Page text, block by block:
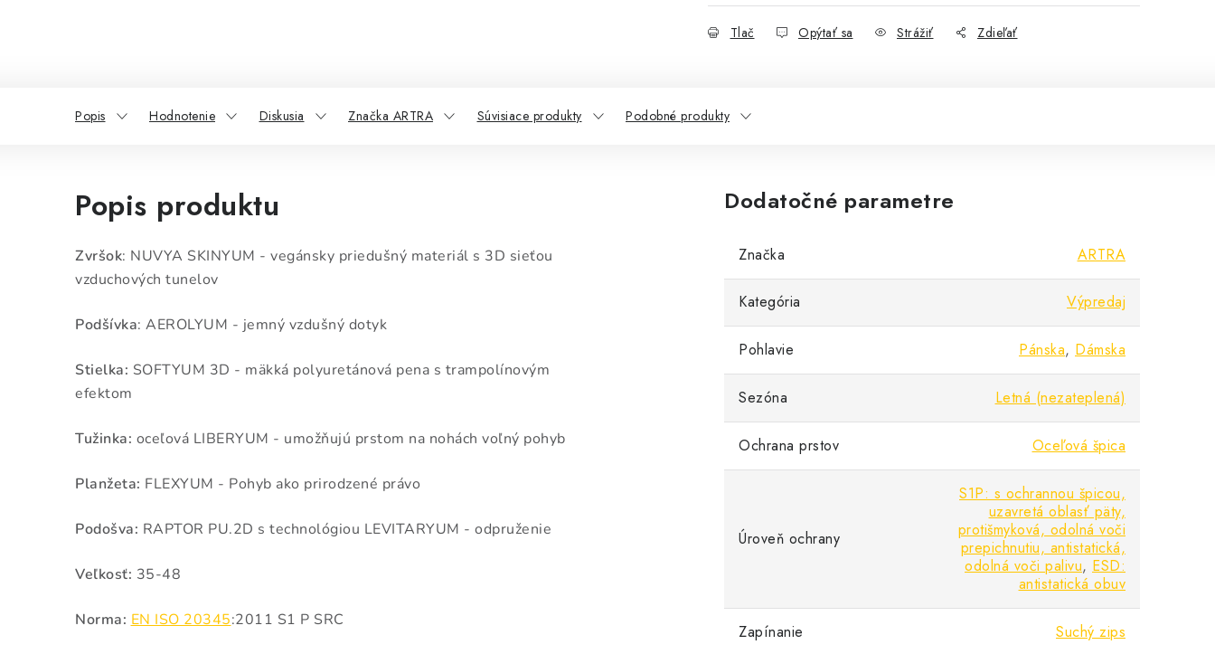
Tlač Opýtať sa Strážiť Zdieľať
Popis Hodnotenie Diskusia Značka ARTRA Súvisiace produkty Podobné produkty
Popis produktu
Zvršok: NUVYA SKINYUM - vegánsky priedušný materiál s 3D sieťou
vzduchových tunelov
Podšívka: AEROLYUM - jemný vzdušný dotyk
Stielka: SOFTYUM 3D - mäkká polyuretánová pena s trampolínovým
efektom
Tužinka: oceľová LIBERYUM - umožňujú prstom na nohách voľný pohyb
Planžeta: FLEXYUM - Pohyb ako prirodzené právo
Podošva: RAPTOR PU.2D s technológiou LEVITARYUM - odpruženie
Veľkosť: 35-48
Norma: EN ISO 20345:2011 S1 P SRC
Dodatočné parametre
Značka ARTRA
Kategória Výpredaj
Pohlavie Pánska, Dámska
Sezóna Letná (nezateplená)
Ochrana prstov Oceľová špica
Úroveň ochrany
S1P: s ochrannou špicou,
uzavretá oblasť päty,
protišmyková, odolná voči
prepichnutiu, antistatická,
odolná voči palivu, ESD:
antistatická obuv
Zapínanie Suchý zips